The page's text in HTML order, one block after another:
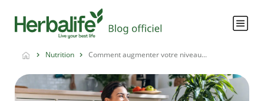
Nutrition Comment augmenter votre niveau...